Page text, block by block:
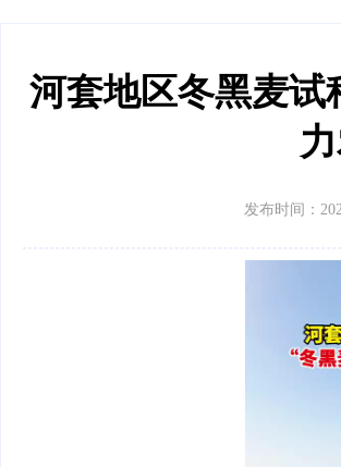
河套地区冬黑麦试
发布时间：